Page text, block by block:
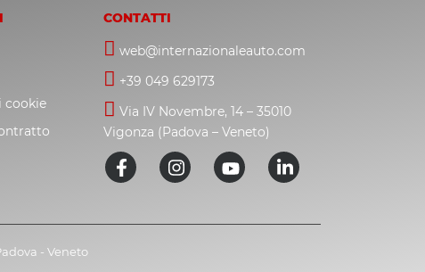
cookie
CONTATTI
web@internazionaleauto.com
+39 049 629173
Via IV Novembre, 14 – 35010
Vigonza (Padova – Veneto)
- Veneto